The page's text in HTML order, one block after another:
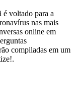
voltado para a
nas mais
online em
compiladas em um